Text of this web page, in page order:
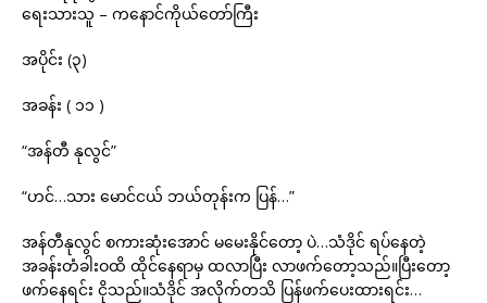
ရေးသားသူ – ကနောင်ကိုယ်တော်ကြီး
အပိုင်း (၃)
အခန်း ( ၁၁ )
“အန်တီ နုလွင်”
“ဟင်…သား မောင်ငယ် ဘယ်တုန်းက ပြန်…”
အန်တီနုလွင် စကားဆုံးအောင် မမေးနိုင်တော့ ပဲ…သံဒိုင် ရပ်နေတဲ့
အခန်းတံခါးဝထိ ထိုင်နေရာမှ ထလာပြီး လာဖက်တော့သည်။ပြီးတော့
ဖက်နေရင်း ငိုသည်။သံဒိုင် အလိုက်တသိ ပြန်ဖက်ပေးထားရင်း…